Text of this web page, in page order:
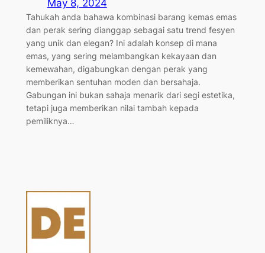
May 8, 2024
Tahukah anda bahawa kombinasi barang kemas emas
dan perak sering dianggap sebagai satu trend fesyen
yang unik dan elegan? Ini adalah konsep di mana
emas, yang sering melambangkan kekayaan dan
kemewahan, digabungkan dengan perak yang
memberikan sentuhan moden dan bersahaja.
Gabungan ini bukan sahaja menarik dari segi estetika,
tetapi juga memberikan nilai tambah kepada
pemiliknya…